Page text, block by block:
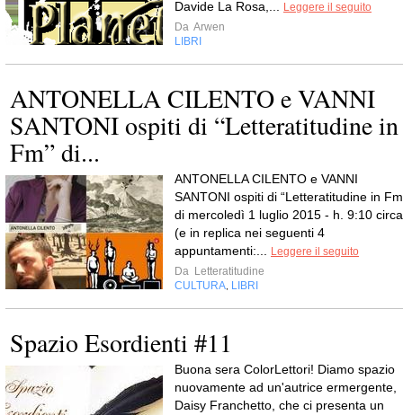
Davide La Rosa,...
Leggere il seguito
Da Arwen
LIBRI
ANTONELLA CILENTO e VANNI
SANTONI ospiti di “Letteratitudine in
Fm” di...
ANTONELLA CILENTO e VANNI
SANTONI ospiti di “Letteratitudine in
di mercoledì 1 luglio 2015 - h. 9:10 circa
(e in replica nei seguenti 4
appuntamenti:...
Leggere il seguito
Da Letteratitudine
CULTURA LIBRI
Spazio Esordienti #11
Buona sera ColorLettori! Diamo spazio
nuovamente ad un'autrice ermergente,
Daisy Franchetto, che ci presenta un